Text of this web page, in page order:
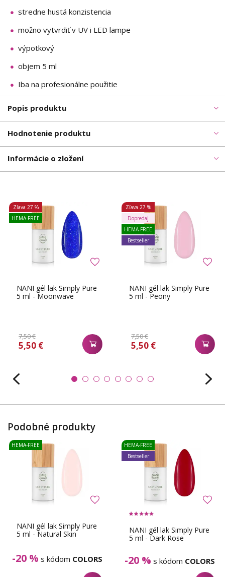
stredne hustá konzistencia
možno vytvrdiť v UV i LED lampe
výpotkový
objem 5 ml
Iba na profesionálne použitie
Popis produktu
Hodnotenie produktu
Informácie o zložení
NANI gél lak Simply Pure
5 ml - Moonwave
7,50 €
5,50 €
Zľava 27 %
HEMA-FREE
NANI gél lak Simply Pure
5 ml - Peony
7,50 €
5,50 €
Zľava 27 %
Dopredaj
HEMA-FREE
Bestseller
Podobné produkty
NANI gél lak Simply Pure
5 ml - Natural Skin
-20 % s kódom COLORS
HEMA-FREE
NANI gél lak Simply Pure
5 ml - Dark Rose
-20 % s kódom COLORS
HEMA-FREE
Bestseller